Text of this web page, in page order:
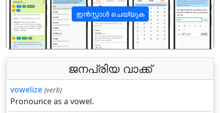
ഇൻസ്റ്റാൾ ചെയ്യുക
पिछला अगला
ജനപ്രിയ വാക്ക്
vowelize (verb)
Pronounce as a vowel.